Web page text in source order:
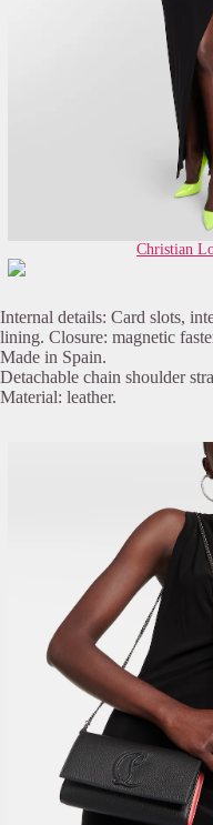
Christian
Internal details: Card slots,
lining. Closure: magnetic
Made in Spain.
Detachable chain shoulder
Material: leather.